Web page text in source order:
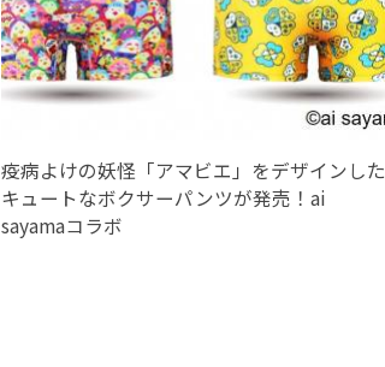
疫病よけの妖怪「アマビエ」をデザインした
キュートなボクサーパンツが発売！ai
sayamaコラボ